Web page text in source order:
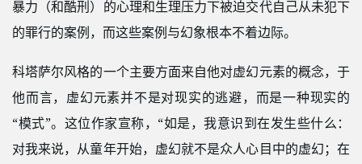
暴力（和酷刑）的心理和生理压力下被迫交代自己从未犯下
的罪行的案例，而这些案例与幻象根本不着边际。
科塔萨尔风格的一个主要方面来自他对虚幻元素的概念，于
他而言，虚幻元素并不是对现实的逃避，而是一种现实的
“模式”。这位作家宣称，“如是，我意识到在发生些什么：
对我来说，从童年开始，虚幻就不是众人心目中的虚幻；在